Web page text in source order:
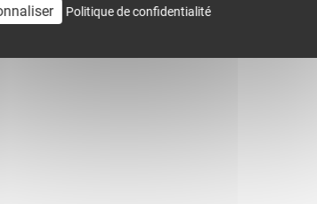
Politique de confidentialité